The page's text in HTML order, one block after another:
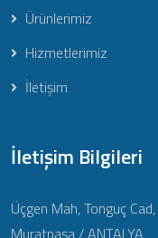
Ürünlerimiz
Hizmetlerimiz
İletişim
İletişim Bilgileri
Üçgen Mah, Tonguç
Muratpaşa / ANTALYA